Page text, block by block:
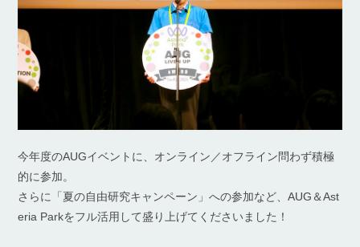
今年度のAUGイベントに、オンライン／オフライン問わず積極
的に参加。
さらに「夏の自由研究キャンペーン」への参加など、AUG＆Ast
eria Parkをフル活用して盛り上げてくださいました！